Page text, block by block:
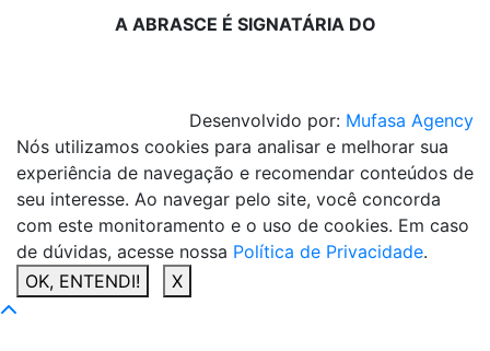
A ABRASCE É SIGNATÁRIA DO
Desenvolvido por: Mufasa Agency
Nós utilizamos cookies para analisar e melhorar sua
experiência de navegação e recomendar conteúdos de
seu interesse. Ao navegar pelo site, você concorda
com este monitoramento e o uso de cookies. Em caso
de dúvidas, acesse nossa Política de Privacidade.
OK, ENTENDI!
X